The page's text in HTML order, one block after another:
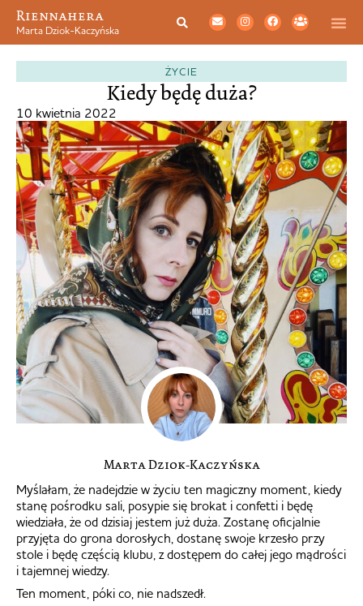
Riennahera
Marta Dziok-Kaczyńska
ŻYCIE
Kiedy będę duża?
10 kwietnia 2022
Marta Dziok-Kaczyńska
Myślałam, że nadejdzie w życiu ten magiczny moment, kiedy
stanę pośrodku sali, posypie się brokat i confetti i będę
wiedziała, że od dzisiaj jestem już duża. Zostanę oficjalnie
przyjęta do grona dorosłych, dostanę swoje krzesło przy
stole i będę częścią klubu, z dostępem do całej jego mądrości
i tajemnej wiedzy.
Ten moment, póki co, nie nadszedł.